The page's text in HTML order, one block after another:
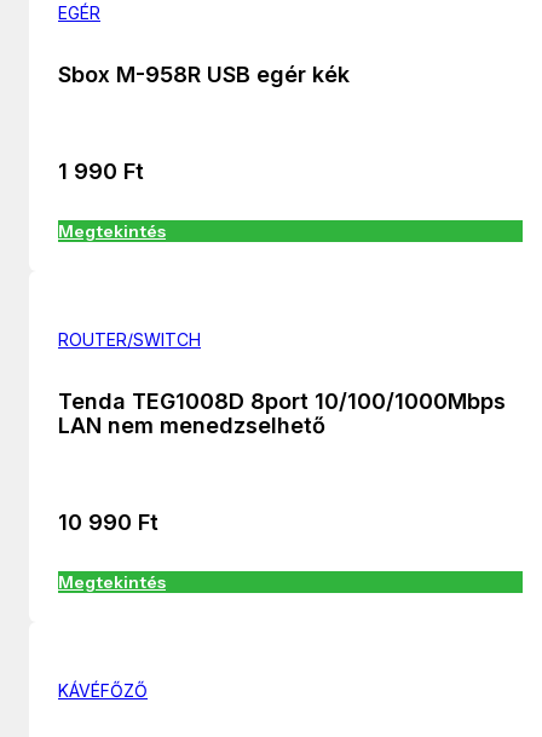
EGÉR
Sbox M-958R USB egér kék
1 990 Ft
Megtekintés
ROUTER/SWITCH
Tenda TEG1008D 8port 10/100/1000Mbps
LAN nem menedzselhető
10 990 Ft
Megtekintés
KÁVÉFŐZŐ